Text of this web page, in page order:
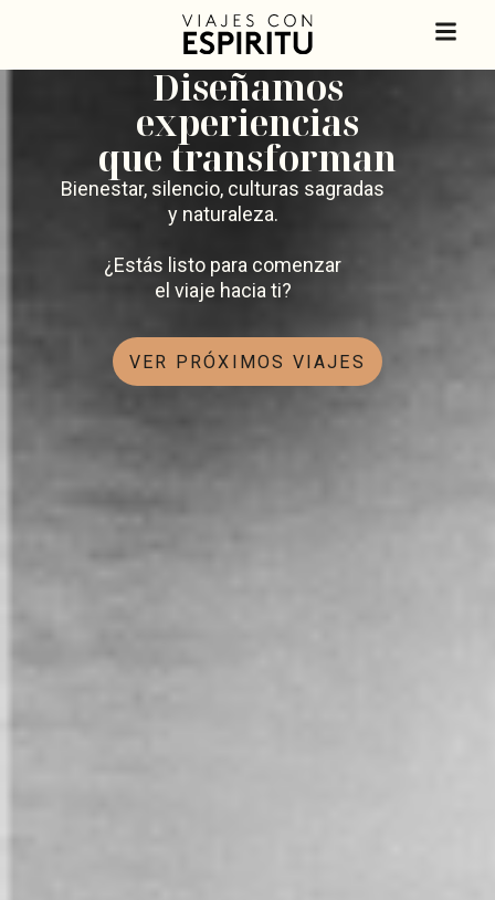
Diseñamos
experiencias
que transforman
Bienestar, silencio, culturas sagradas
y naturaleza.
¿Estás listo para comenzar
el viaje hacia ti?
VER PRÓXIMOS VIAJES